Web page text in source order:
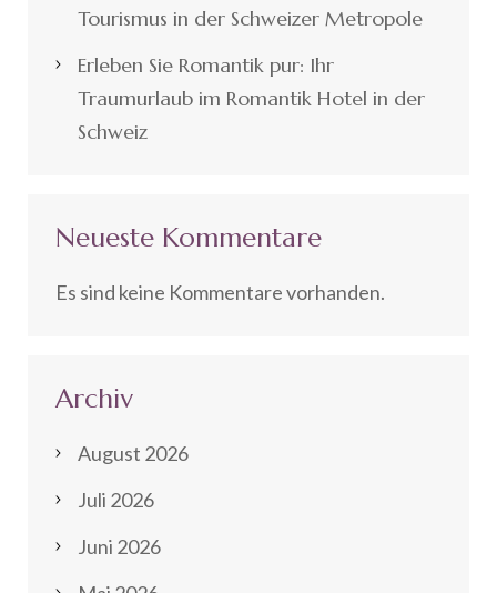
Tourismus in der Schweizer Metropole
Erleben Sie Romantik pur: Ihr
Traumurlaub im Romantik Hotel in der
Schweiz
Neueste Kommentare
Es sind keine Kommentare vorhanden.
Archiv
August 2026
Juli 2026
Juni 2026